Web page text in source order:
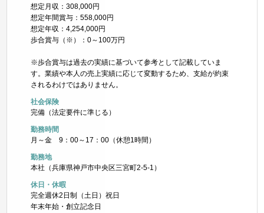
想定月収：308,000円
想定年間賞与：558,000円
想定年収：4,254,000円
歩合賞与（※）：0～100万円
※歩合賞与は過去の実績に基づいて参考として記載していま
す。業績や本人の売上実績に応じて変動するため、支給が約束
されるわけではありません。
社会保険
完備（法定要件に準じる）
勤務時間
月～金 9：00～17：00（休憩1時間）
勤務地
本社（兵庫県神戸市中央区三宮町2-5-1）
休日・休暇
完全週休2日制（土日）祝日
年末年始・創立記念日